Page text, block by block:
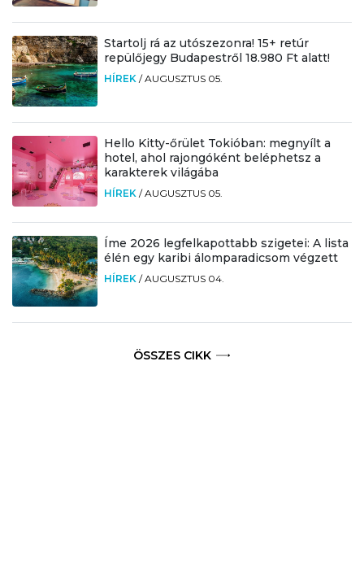
Startolj rá az utószezonra! 15+ retúr
repülőjegy Budapestről 18.980 Ft alatt!
HÍREK /AUGUSZTUS 05.
Hello Kitty-őrület Tokióban: megnyílt a
hotel, ahol rajongóként beléphetsz a
karakterek világába
HÍREK /AUGUSZTUS 05.
Íme 2026 legfelkapottabb szigetei: A lista
élén egy karibi álomparadicsom végzett
HÍREK /AUGUSZTUS 04.
ÖSSZES CIKK